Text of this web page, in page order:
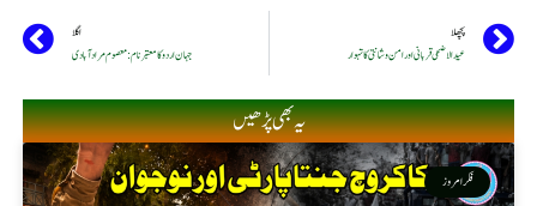
پچھلا
عیدالاضحی قربانی اور امن وشانتی کا تہوار
اگلا
جہان اردو کا معتبر نام : معصوم مرادآبادی
یہ بھی پڑھیں
فکر امروز